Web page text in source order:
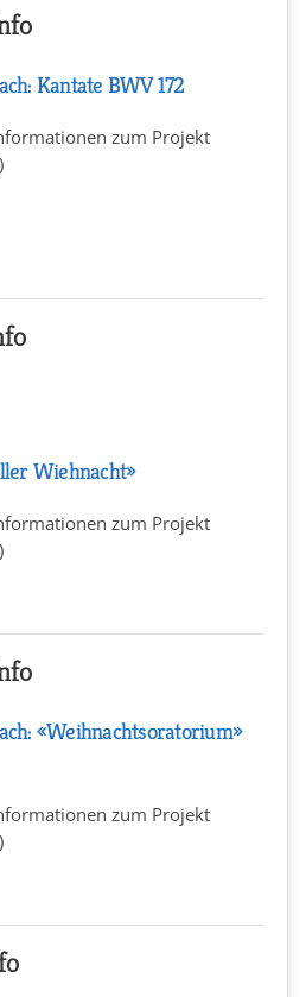
Kantate BWV 172
zum Projekt
Wiehnacht»
zum Projekt
«Weihnachtsoratorium»
zum Projekt